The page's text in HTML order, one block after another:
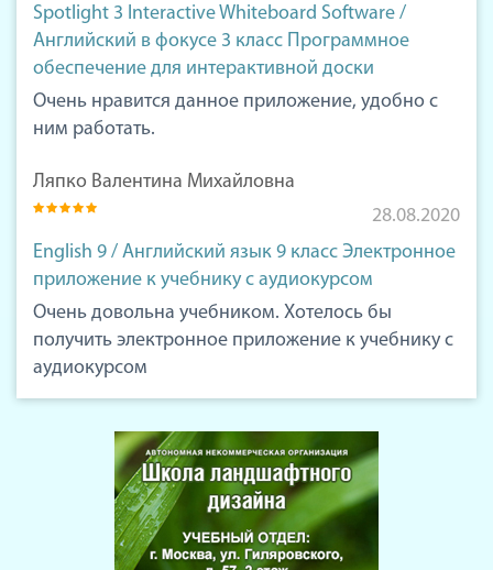
Spotlight 3 Interactive Whiteboard Software /
Английский в фокусе 3 класс Программное
обеспечение для интерактивной доски
Очень нравится данное приложение, удобно с
ним работать.
Ляпко Валентина Михайловна
28.08.2020
English 9 / Английский язык 9 класс Электронное
приложение к учебнику с аудиокурсом
Очень довольна учебником. Хотелось бы
получить электронное приложение к учебнику с
аудиокурсом